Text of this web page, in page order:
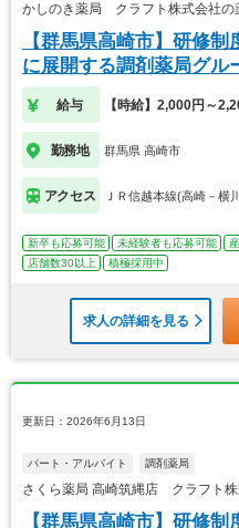
かしのき薬局 クラフト株式会社の
【群馬県高崎市】研修
に展開する調剤薬局グ
給与 【時給】2,000円～
勤務地 群馬県 高崎市
アクセス ＪＲ信越本線(高崎－横
新卒も応募可能 未経験者も応募可能
店舗数30以上
積極採用中
求人の詳細を見る
更新日：2026年6月13日
パート・アルバイト 調剤薬局
さくら薬局 高崎筑縄店 クラフト株
【群馬県高崎市】研修